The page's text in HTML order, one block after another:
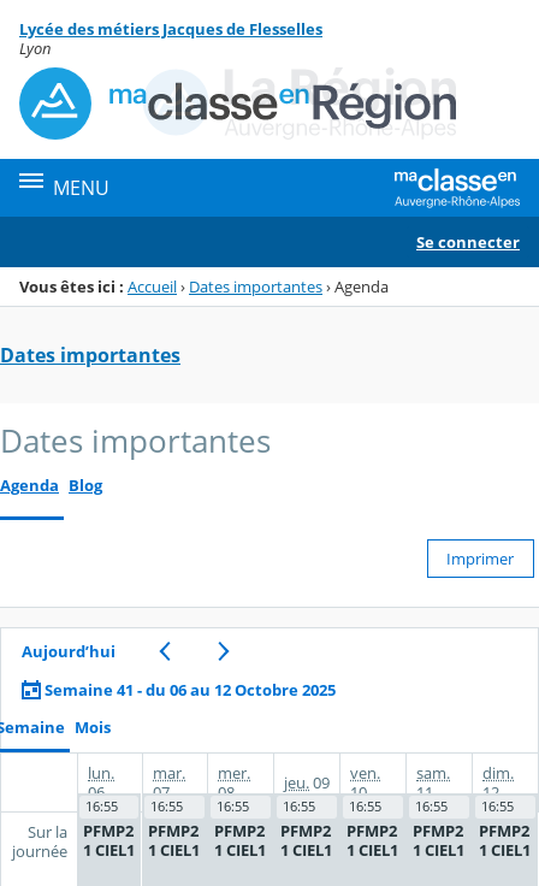
Menu de la rubrique
Contenu
Lycée des métiers Jacques de Flesselles
Lyon
MENU
Se connecter
Vous êtes ici : Accueil› Dates importantes›Agenda
Dates importantes
Dates importantes
Agenda Blog
Imprimer
Aujourd’hui
Semaine 41 - du 06 au 12 Octobre 2025
Mois
16:55
PFMP2
1 CIEL1
16:55
PFMP2
1 CIEL1
16:55
PFMP2
1 CIEL1
16:55
PFMP2
1 CIEL1
16:55
PFMP2
1 CIEL1
16:55
PFMP2
1 CIEL1
16:55
PFMP2
1 CIEL1
lun.
06
mar.
07
mer.
08
jeu.09
ven.
10
sam.
11
dim.
12
Sur la
journée